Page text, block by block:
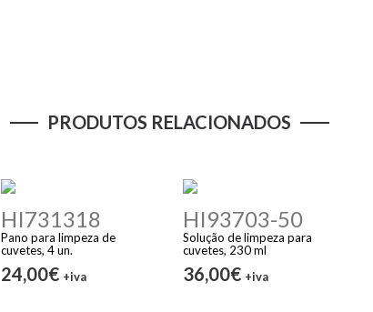
PRODUTOS RELACIONADOS
HI731318
Pano para limpeza de
cuvetes, 4 un.
24,00€ +iva
HI93703-50
Solução de limpeza para
cuvetes, 230 ml
36,00€ +iva